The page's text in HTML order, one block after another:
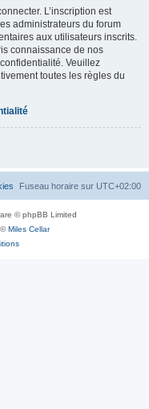
L’inscription est
administrateurs du forum
aux utilisateurs inscrits.
connaissance de nos
Veuillez
toutes les règles du
Fuseau horaire sur UTC+02:00
© phpBB Limited
©Miles Cellar